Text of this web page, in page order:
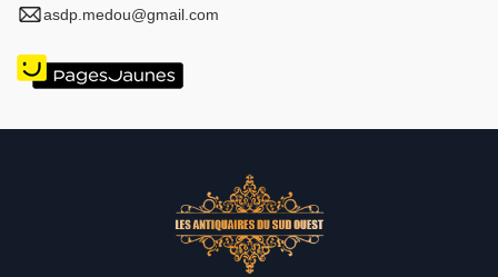
asdp.medou@gmail.com